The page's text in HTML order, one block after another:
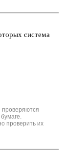
си­сте­ма
проверяются
проверить их